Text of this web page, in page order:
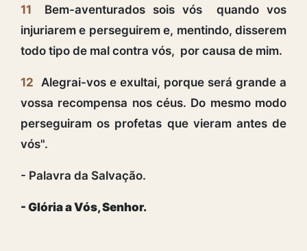
11
Bem-aventurados sois vós quando vos
injuriarem e perseguirem e, mentindo, disserem
todo tipo de mal contra vós, por causa de mim.
12
Alegrai-vos e exultai, porque será grande a
vossa recompensa nos céus. Do mesmo modo
perseguiram os profetas que vieram antes de
vós".
- Palavra da Salvação.
- Glória a Vós, Senhor.